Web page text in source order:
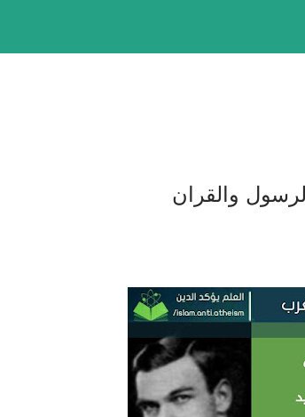
والقران